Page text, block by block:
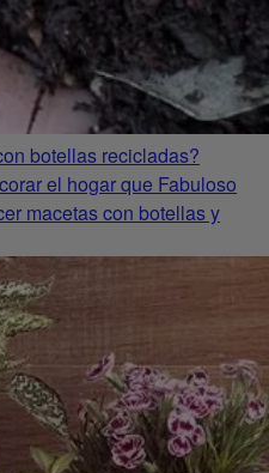
botellas recicladas?
el hogar que Fabuloso
macetas con botellas y